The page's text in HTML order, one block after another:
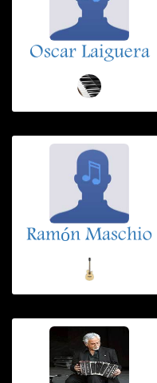
Oscar Laiguera
Ramón Maschio